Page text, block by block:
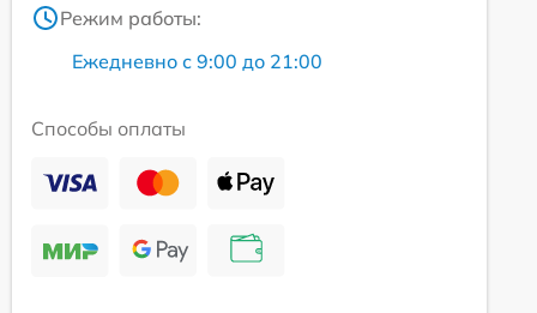
Режим работы:
Ежедневно с 9:00 до 21:00
Способы оплаты